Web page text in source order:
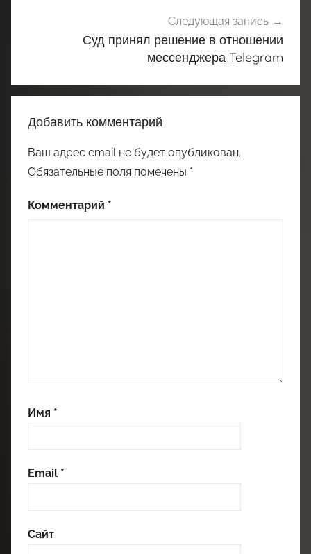
Следующая запись
Суд принял решение в отношении
мессенджера Telegram
Добавить комментарий
Ваш адрес email не будет опубликован.
Обязательные поля помечены *
Комментарий *
Имя *
Email *
Сайт